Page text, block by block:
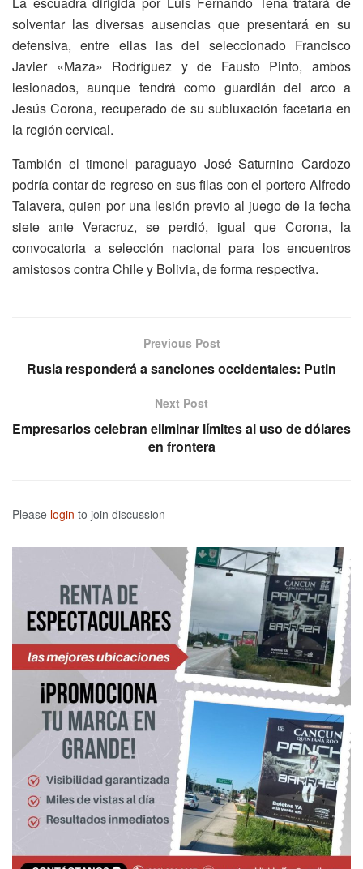
solventar las diversas ausencias que presentará en su
defensiva, entre ellas las del seleccionado Francisco
Javier «Maza» Rodríguez y de Fausto Pinto, ambos
lesionados, aunque tendrá como guardián del arco a
Jesús Corona, recuperado de su subluxación facetaria en
la región cervical.
También el timonel paraguayo José Saturnino Cardozo
podría contar de regreso en sus filas con el portero Alfredo
Talavera, quien por una lesión previo al juego de la fecha
siete ante Veracruz, se perdió, igual que Corona, la
convocatoria a selección nacional para los encuentros
amistosos contra Chile y Bolivia, de forma respectiva.
Previous Post
Rusia responderá a sanciones occidentales: Putin
Next Post
Empresarios celebran eliminar límites al uso de dólares
en frontera
Please login to join discussion